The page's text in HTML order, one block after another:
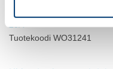
Tappisulake.
Tuotekoodi WO31241